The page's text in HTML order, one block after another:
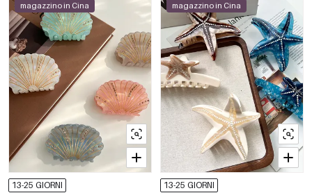
magazzino in Cina
13-25 GIORNI
magazzino in Cina
13-25 GIORNI